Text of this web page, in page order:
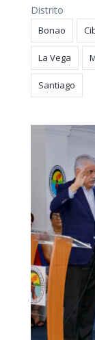
Distrito
Bonao
La Vega
Santiago